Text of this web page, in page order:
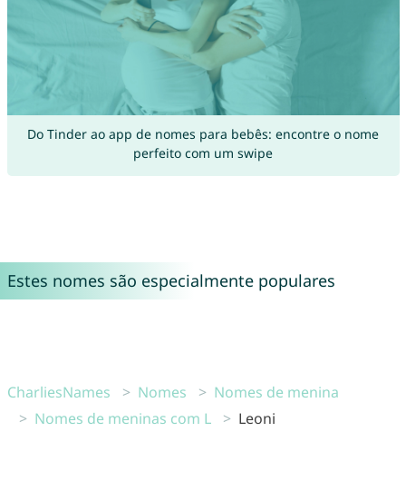
Do Tinder ao app de nomes para bebês: encontre o nome
perfeito com um swipe
Estes nomes são especialmente populares
CharliesNames Nomes
Nomes de menina
Nomes de meninas com L
Leoni